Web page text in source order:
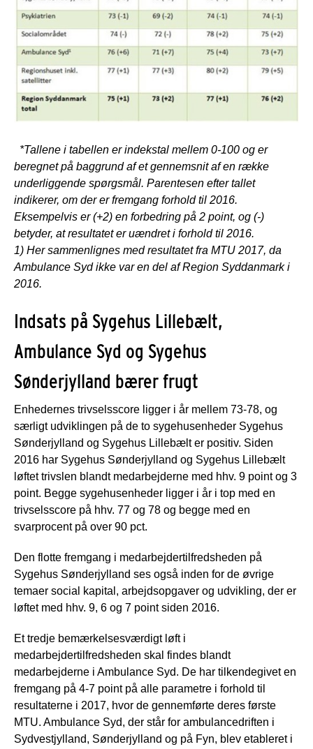
*Tallene i tabellen er indekstal mellem 0-100 og er
beregnet på baggrund af et gennemsnit af en række
underliggende spørgsmål. Parentesen efter tallet
indikerer, om der er fremgang forhold til 2016.
Eksempelvis er (+2) en forbedring på 2 point, og (-)
betyder, at resultatet er uændret i forhold til 2016.
1) Her sammenlignes med resultatet fra MTU 2017, da
Ambulance Syd ikke var en del af Region Syddanmark i
2016.
Indsats på Sygehus Lillebælt,
Ambulance Syd og Sygehus
Sønderjylland bærer frugt
Enhedernes trivselsscore ligger i år mellem 73-78, og
særligt udviklingen på de to sygehusenheder Sygehus
Sønderjylland og Sygehus Lillebælt er positiv. Siden
2016 har Sygehus Sønderjylland og Sygehus Lillebælt
løftet trivslen blandt medarbejderne med hhv. 9 point og 3
point. Begge sygehusenheder ligger i år i top med en
trivselsscore på hhv. 77 og 78 og begge med en
svarprocent på over 90 pct.
Den flotte fremgang i medarbejdertilfredsheden på
Sygehus Sønderjylland ses også inden for de øvrige
temaer social kapital, arbejdsopgaver og udvikling, der er
løftet med hhv. 9, 6 og 7 point siden 2016.
Et tredje bemærkelsesværdigt løft i
medarbejdertilfredsheden skal findes blandt
medarbejderne i Ambulance Syd. De har tilkendegivet en
fremgang på 4-7 point på alle parametre i forhold til
resultaterne i 2017, hvor de gennemførte deres første
MTU. Ambulance Syd, der står for ambulancedriften i
Sydvestjylland, Sønderjylland og på Fyn, blev etableret i